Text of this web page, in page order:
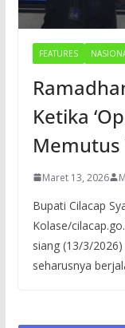
FEATURES
Ketika
Memutus
Maret 13, 2026
Bupati Cilacap
Kolase/
siang (13/3/
seharusnya